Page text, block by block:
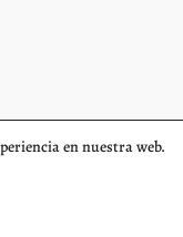
en nuestra web.